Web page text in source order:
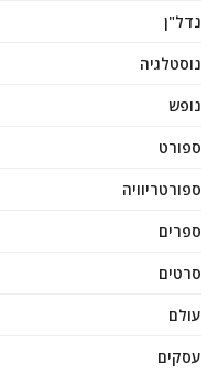
נדל"ן
נוסטלגיה
נופש
ספורט
ספורטריוויה
ספרים
סרטים
עולם
עסקים